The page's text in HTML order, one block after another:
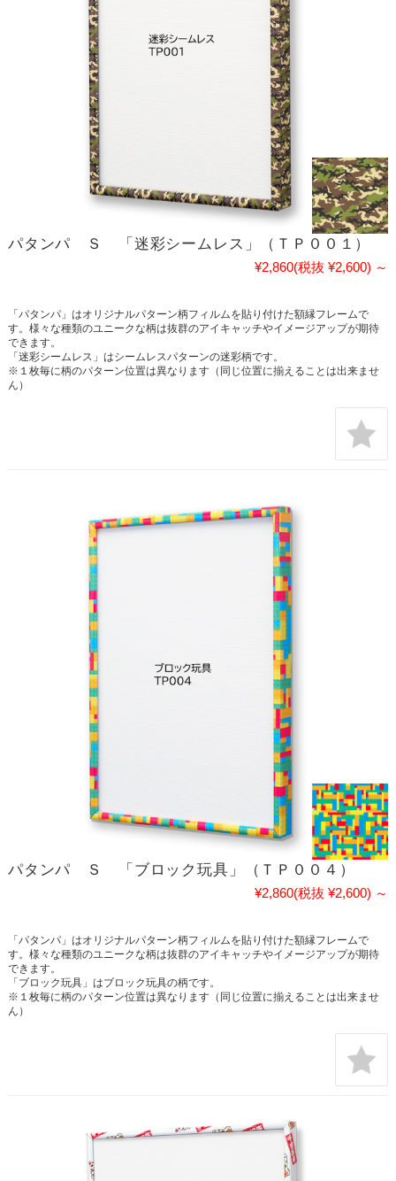
パタンパ Ｓ 「迷彩シームレス」（ＴＰ００１）
¥2,860(税抜 ¥2,600) ～
「パタンパ」はオリジナルパターン柄フィルムを貼り付けた額縁フレームで
す。様々な種類のユニークな柄は抜群のアイキャッチやイメージアップが期待
できます。
「迷彩シームレス」はシームレスパターンの迷彩柄です。
※１枚毎に柄のパターン位置は異なります（同じ位置に揃えることは出来ませ
ん）
パタンパ Ｓ 「ブロック玩具」（ＴＰ００４）
¥2,860(税抜 ¥2,600) ～
「パタンパ」はオリジナルパターン柄フィルムを貼り付けた額縁フレームで
す。様々な種類のユニークな柄は抜群のアイキャッチやイメージアップが期待
できます。
「ブロック玩具」はブロック玩具の柄です。
※１枚毎に柄のパターン位置は異なります（同じ位置に揃えることは出来ませ
ん）